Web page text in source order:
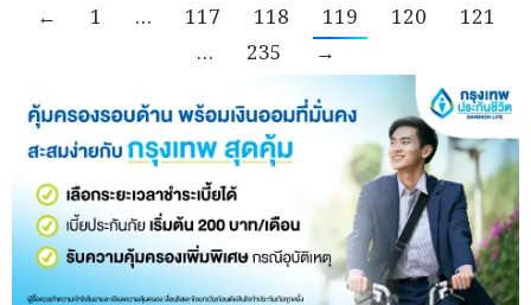
← 1 … 117 118 119 120
121
…
235 →